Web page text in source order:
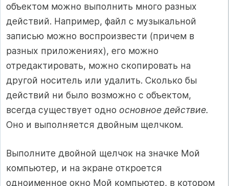
объектом можно выполнить много разных
действий. Например, файл с музыкальной
записью можно воспроизвести (причем в
разных приложениях), его можно
отредактировать, можно скопировать на
другой носитель или удалить. Сколько бы
действий ни было возможно с объектом,
всегда существует одно основное действие.
Оно и выполняется двойным щелчком.
Выполните двойной щелчок на значке Мой
компьютер, и на экране откроется
одноименное окно Мой компьютер, в котором